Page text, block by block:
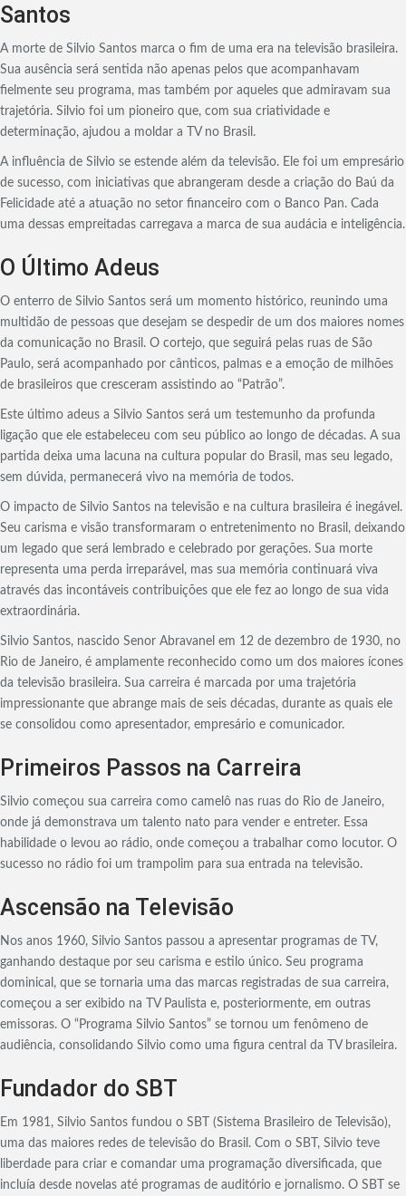
Santos
A morte de Silvio Santos marca o fim de uma era na televisão brasileira.
Sua ausência será sentida não apenas pelos que acompanhavam
fielmente seu programa, mas também por aqueles que admiravam sua
trajetória. Silvio foi um pioneiro que, com sua criatividade e
determinação, ajudou a moldar a TV no Brasil.
A influência de Silvio se estende além da televisão. Ele foi um empresário
de sucesso, com iniciativas que abrangeram desde a criação do Baú da
Felicidade até a atuação no setor financeiro com o Banco Pan. Cada
uma dessas empreitadas carregava a marca de sua audácia e inteligência.
O Último Adeus
O enterro de Silvio Santos será um momento histórico, reunindo uma
multidão de pessoas que desejam se despedir de um dos maiores nomes
da comunicação no Brasil. O cortejo, que seguirá pelas ruas de São
Paulo, será acompanhado por cânticos, palmas e a emoção de milhões
de brasileiros que cresceram assistindo ao “Patrão”.
Este último adeus a Silvio Santos será um testemunho da profunda
ligação que ele estabeleceu com seu público ao longo de décadas. A sua
partida deixa uma lacuna na cultura popular do Brasil, mas seu legado,
sem dúvida, permanecerá vivo na memória de todos.
O impacto de Silvio Santos na televisão e na cultura brasileira é inegável.
Seu carisma e visão transformaram o entretenimento no Brasil, deixando
um legado que será lembrado e celebrado por gerações. Sua morte
representa uma perda irreparável, mas sua memória continuará viva
através das incontáveis contribuições que ele fez ao longo de sua vida
extraordinária.
Silvio Santos, nascido Senor Abravanel em 12 de dezembro de 1930, no
Rio de Janeiro, é amplamente reconhecido como um dos maiores ícones
da televisão brasileira. Sua carreira é marcada por uma trajetória
impressionante que abrange mais de seis décadas, durante as quais ele
se consolidou como apresentador, empresário e comunicador.
Primeiros Passos na Carreira
Silvio começou sua carreira como camelô nas ruas do Rio de Janeiro,
onde já demonstrava um talento nato para vender e entreter. Essa
habilidade o levou ao rádio, onde começou a trabalhar como locutor. O
sucesso no rádio foi um trampolim para sua entrada na televisão.
Ascensão na Televisão
Nos anos 1960, Silvio Santos passou a apresentar programas de TV,
ganhando destaque por seu carisma e estilo único. Seu programa
dominical, que se tornaria uma das marcas registradas de sua carreira,
começou a ser exibido na TV Paulista e, posteriormente, em outras
emissoras. O “Programa Silvio Santos” se tornou um fenômeno de
audiência, consolidando Silvio como uma figura central da TV brasileira.
Fundador do SBT
Em 1981, Silvio Santos fundou o SBT (Sistema Brasileiro de Televisão),
uma das maiores redes de televisão do Brasil. Com o SBT, Silvio teve
liberdade para criar e comandar uma programação diversificada, que
incluía desde novelas até programas de auditório e jornalismo. O SBT se